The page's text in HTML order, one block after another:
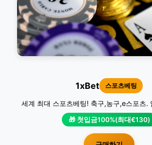
1xBet 스포츠베팅
세계 최대 스포츠베팅! 축구,농구,e스포츠.
🎁 첫입금100%(최대€130)